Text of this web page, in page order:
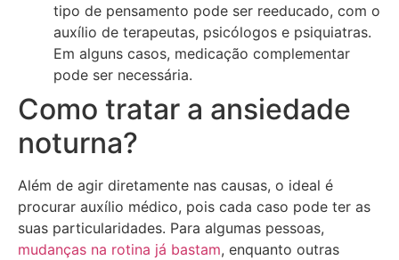
tipo de pensamento pode ser reeducado, com o
auxílio de terapeutas, psicólogos e psiquiatras.
Em alguns casos, medicação complementar
pode ser necessária.
Como tratar a ansiedade
noturna?
Além de agir diretamente nas causas, o ideal é
procurar auxílio médico, pois cada caso pode ter as
suas particularidades. Para algumas pessoas,
mudanças na rotina já bastam, enquanto outras